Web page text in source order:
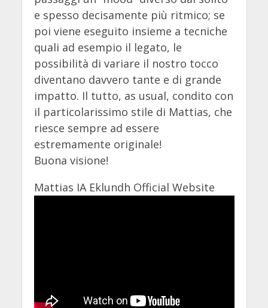
e spesso decisamente più ritmico; se
poi viene eseguito insieme a tecniche
quali ad esempio il legato, le
possibilità di variare il nostro tocco
diventano davvero tante e di grande
impatto. Il tutto, as usual, condito con
il particolarissimo stile di Mattias, che
riesce sempre ad essere
estremamente originale!
Buona visione!
Mattias IA Eklundh Official Website